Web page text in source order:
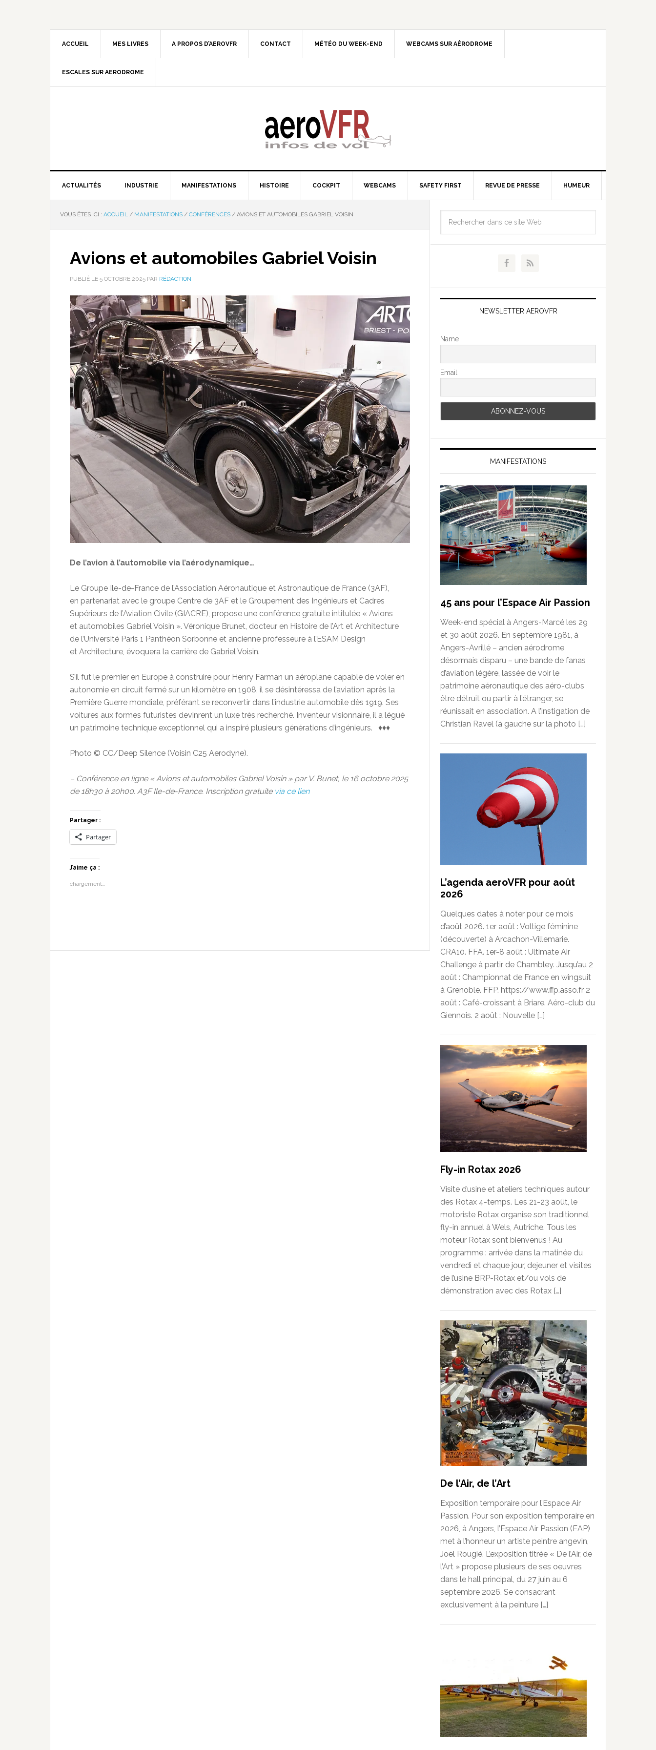
ACCUEIL MES LIVRES A PROPOS D’AEROVFR CONTACT MÉTÉO DU WEEK-END WEBCAMS SUR AÉRODROME
ESCALES SUR AERODROME
ACTUALITÉS INDUSTRIE MANIFESTATIONS HISTOIRE COCKPIT WEBCAMS SAFETY FIRST REVUE DE PRESSE HUMEUR
VOUS ÊTES ICI : ACCUEIL / MANIFESTATIONS / CONFÉRENCES / AVIONS ET AUTOMOBILES GABRIEL VOISIN
Avions et automobiles Gabriel Voisin
PUBLIÉ LE 5 OCTOBRE 2025 PAR RÉDACTION
De l’avion à l’automobile via l’aérodynamique…
Le Groupe Ile-de-France de l’Association Aéronautique et Astronautique de France (3AF),
en partenariat avec le groupe Centre de 3AF et le Groupement des Ingénieurs et Cadres
Supérieurs de l’Aviation Civile (GIACRE), propose une conférence gratuite intitulée « Avions
et automobiles Gabriel Voisin ». Véronique Brunet, docteur en Histoire de l’Art et Architecture
de l’Université Paris 1 Panthéon Sorbonne et ancienne professeure à l’ESAM Design
et Architecture, évoquera la carrière de Gabriel Voisin.
S’il fut le premier en Europe à construire pour Henry Farman un aéroplane capable de voler en
autonomie en circuit fermé sur un kilomètre en 1908, il se désintéressa de l’aviation après la
Première Guerre mondiale, préférant se reconvertir dans l’industrie automobile dès 1919. Ses
voitures aux formes futuristes devinrent un luxe très recherché. Inventeur visionnaire, il a légué
un patrimoine technique exceptionnel qui a inspiré plusieurs générations d’ingénieurs. ♦♦♦
Photo © CC/Deep Silence (Voisin C25 Aerodyne).
– Conférence en ligne « Avions et automobiles Gabriel Voisin » par V. Bunet, le 16 octobre 2025
de 18h30 à 20h00. A3F Ile-de-France. Inscription gratuite via ce lien
Partager :
Partager
J’aime ça :
chargement…
NEWSLETTER AEROVFR
Name
Email
MANIFESTATIONS
45 ans pour l’Espace Air Passion
Week-end spécial à Angers-Marcé les 29
et 30 août 2026. En septembre 1981, à
Angers-Avrillé – ancien aérodrome
désormais disparu – une bande de fanas
d’aviation légère, lassée de voir le
patrimoine aéronautique des aéro-clubs
être détruit ou partir à l’étranger, se
réunissait en association. A l’instigation de
Christian Ravel (à gauche sur la photo […]
L’agenda aeroVFR pour août
2026
Quelques dates à noter pour ce mois
d’août 2026. 1er août : Voltige féminine
(découverte) à Arcachon-Villemarie.
CRA10. FFA. 1er-8 août : Ultimate Air
Challenge à partir de Chambley. Jusqu’au 2
août : Championnat de France en wingsuit
à Grenoble. FFP. https://www.ffp.asso.fr 2
août : Café-croissant à Briare. Aéro-club du
Giennois. 2 août : Nouvelle […]
Fly-in Rotax 2026
Visite d’usine et ateliers techniques autour
des Rotax 4-temps. Les 21-23 août, le
motoriste Rotax organise son traditionnel
fly-in annuel à Wels, Autriche. Tous les
moteur Rotax sont bienvenus ! Au
programme : arrivée dans la matinée du
vendredi et chaque jour, dejeuner et visites
de l’usine BRP-Rotax et/ou vols de
démonstration avec des Rotax […]
De l’Air, de l’Art
Exposition temporaire pour l’Espace Air
Passion. Pour son exposition temporaire en
2026, à Angers, l’Espace Air Passion (EAP)
met à l’honneur un artiste peintre angevin,
Joël Rougié. L’exposition titrée « De l’Air, de
l’Art » propose plusieurs de ses oeuvres
dans le hall principal, du 27 juin au 6
septembre 2026. Se consacrant
exclusivement à la peinture […]